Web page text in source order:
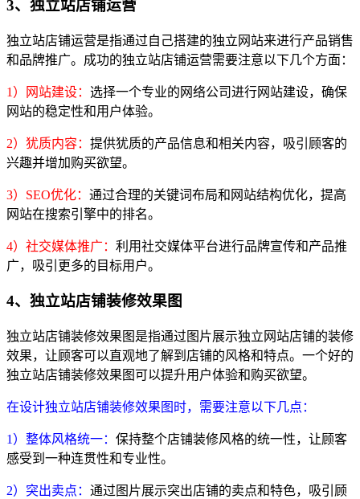
3、独立站店铺运营
独立站店铺运营是指通过自己搭建的独立网站来进行产品销售
和品牌推广。成功的独立站店铺运营需要注意以下几个方面：
1）网站建设： 选择一个专业的网络公司进行网站建设，确保
网站的稳定性和用户体验。
2）犹质内容： 提供犹质的产品信息和相关内容，吸引顾客的
兴趣并增加购买欲望。
3）SEO优化： 通过合理的关键词布局和网站结构优化，提高
网站在搜索引擎中的排名。
4）社交媒体推广： 利用社交媒体平台进行品牌宣传和产品推
广，吸引更多的目标用户。
4、独立站店铺装修效果图
独立站店铺装修效果图是指通过图片展示独立网站店铺的装修
效果，让顾客可以直观地了解到店铺的风格和特点。一个好的
独立站店铺装修效果图可以提升用户体验和购买欲望。
在设计独立站店铺装修效果图时，需要注意以下几点：
1）整体风格统一： 保持整个店铺装修风格的统一性，让顾客
感受到一种连贯性和专业性。
2）突出卖点： 通过图片展示突出店铺的卖点和特色，吸引顾